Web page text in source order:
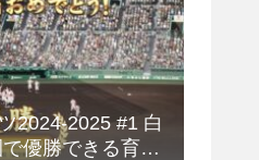
2024-2025 #1 白
優勝できる育成